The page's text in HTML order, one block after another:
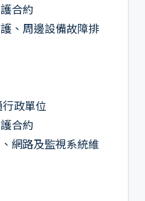
合約
、周邊設備故障排
政單位
合約
網路及監視系統維